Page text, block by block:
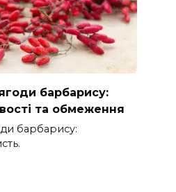
барбарису:
та обмеження
барбарису: